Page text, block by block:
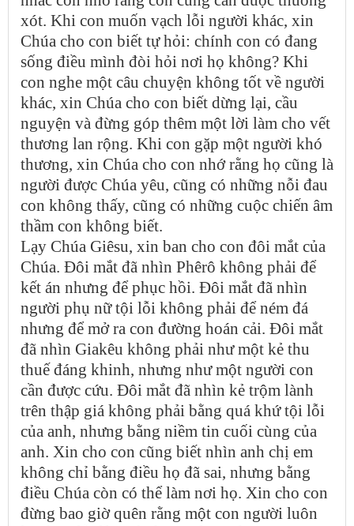
xót. Khi con muốn vạch lỗi người khác, xin
Chúa cho con biết tự hỏi: chính con có đang
sống điều mình đòi hỏi nơi họ không? Khi
con nghe một câu chuyện không tốt về người
khác, xin Chúa cho con biết dừng lại, cầu
nguyện và đừng góp thêm một lời làm cho vết
thương lan rộng. Khi con gặp một người khó
thương, xin Chúa cho con nhớ rằng họ cũng là
người được Chúa yêu, cũng có những nỗi đau
con không thấy, cũng có những cuộc chiến âm
thầm con không biết.
Lạy Chúa Giêsu, xin ban cho con đôi mắt của
Chúa. Đôi mắt đã nhìn Phêrô không phải để
kết án nhưng để phục hồi. Đôi mắt đã nhìn
người phụ nữ tội lỗi không phải để ném đá
nhưng để mở ra con đường hoán cải. Đôi mắt
đã nhìn Giakêu không phải như một kẻ thu
thuế đáng khinh, nhưng như một người con
cần được cứu. Đôi mắt đã nhìn kẻ trộm lành
trên thập giá không phải bằng quá khứ tội lỗi
của anh, nhưng bằng niềm tin cuối cùng của
anh. Xin cho con cũng biết nhìn anh chị em
không chỉ bằng điều họ đã sai, nhưng bằng
điều Chúa còn có thể làm nơi họ. Xin cho con
đừng bao giờ quên rằng một con người luôn